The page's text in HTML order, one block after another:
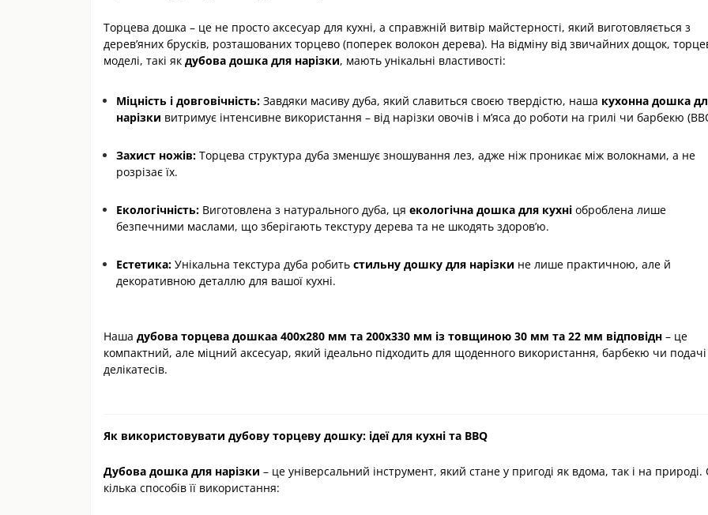
Торцева дошка – це не просто аксесуар для кухні, а справжній витвір майстерності, який виготовляється з
дерев’яних брусків, розташованих торцево (поперек волокон дерева). На відміну від звичайних дощок,
моделі, такі як дубова дошка для нарізки, мають унікальні властивості:
Міцність і довговічність: Завдяки масиву дуба, який славиться своєю твердістю, наша кухонна дошка
нарізки витримує інтенсивне використання – від нарізки овочів і м’яса до роботи на грилі чи барбекю
Захист ножів: Торцева структура дуба зменшує зношування лез, адже ніж проникає між волокнами, а не
розрізає їх.
Екологічність: Виготовлена з натурального дуба, ця екологічна дошка для кухні оброблена лише
безпечними маслами, що зберігають текстуру дерева та не шкодять здоров’ю.
Естетика: Унікальна текстура дуба робить стильну дошку для нарізки не лише практичною, але й
декоративною деталлю для вашої кухні.
Наша дубова торцева дошкаа 400х280 мм та 200х330 мм із товщиною 30 мм та 22 мм відповідн – це
компактний, але міцний аксесуар, який ідеально підходить для щоденного використання, барбекю чи подачі
делікатесів.
Як використовувати дубову торцеву дошку: ідеї для кухні та BBQ
Дубова дошка для нарізки – це універсальний інструмент, який стане у пригоді як вдома, так і на природі.
кілька способів її використання:
15 700 ₴